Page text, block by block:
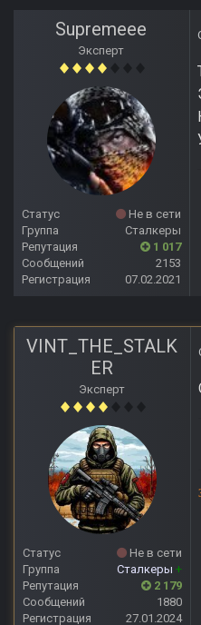
Supremeee
Эксперт
Статус
Не в сети
Группа
Сталкеры
Репутация
1 017
Сообщений
2153
Регистрация
07.02.2021
VINT_THE_STALK
ER
Эксперт
Статус
Не в сети
Группа
Сталкеры +
Репутация
2 179
Сообщений
1880
Регистрация
27.01.2024